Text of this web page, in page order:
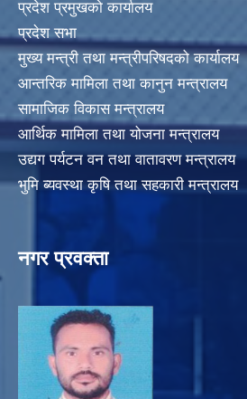
प्रदेश प्रमुखको कार्यालय
प्रदेश सभा
मुख्य मन्त्री तथा मन्त्रीपरिषदको कार्यालय
आन्तरिक मामिला तथा कानुन मन्त्रालय
सामाजिक विकास मन्त्रालय
आर्थिक मामिला तथा योजना मन्त्रालय
उद्यग पर्यटन वन तथा वातावरण मन्त्रालय
भुमि ब्यवस्था कृषि तथा सहकारी मन्त्रालय
नगर प्रवक्ता